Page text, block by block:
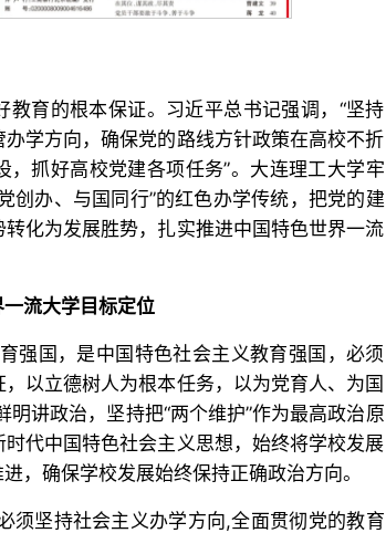
育的根本保证。习近平总书记强调，“坚持
学方向，确保党的路线方针政策在高校不折
抓好高校党建各项任务”。大连理工大学牢
创办、与国同行”的红色办学传统，把党的建
化为发展胜势，扎实推进中国特色世界一流
流大学目标定位
强国，是中国特色社会主义教育强国，必须
以立德树人为根本任务，以为党育人、为国
讲政治，坚持把“两个维护”作为最高政治原
代中国特色社会主义思想，始终将学校发展
，确保学校发展始终保持正确政治方向。
须坚持社会主义办学方向,全面贯彻党的教育